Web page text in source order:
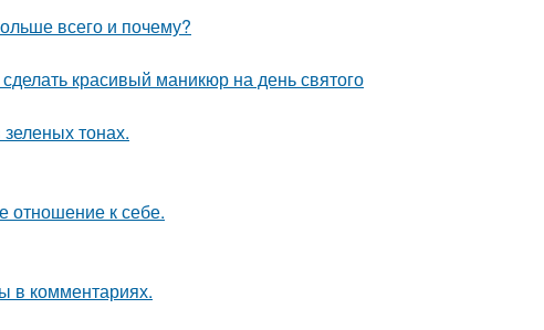
всего и почему?
красивый маникюр на день святого
тонах.
отношение к себе.
в комментариях.